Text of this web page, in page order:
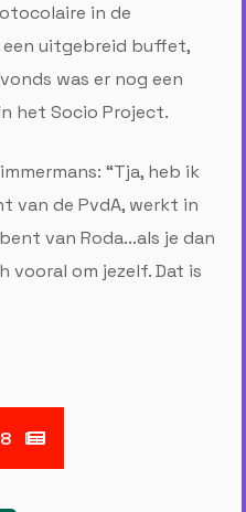
in de
uitgebreid buffet,
was er nog een
het Socio Project.
“Tja, heb ik
van de PvdA, werkt in
van Roda...als je dan
vooral om jezelf. Dat is